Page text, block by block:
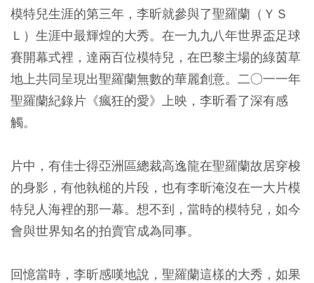
模特兒生涯的第三年，李昕就參與了聖羅蘭（ＹＳ
Ｌ）生涯中最輝煌的大秀。在一九九八年世界盃足球
賽開幕式裡，達兩百位模特兒，在巴黎主場的綠茵草
地上共同呈現出聖羅蘭無數的華麗創意。二○一一年
聖羅蘭紀錄片《瘋狂的愛》上映，李昕看了深有感
觸。
片中，有佳士得亞洲區總裁高逸龍在聖羅蘭故居穿梭
的身影，有他執槌的片段，也有李昕淹沒在一大片模
特兒人海裡的那一幕。想不到，當時的模特兒，如今
會與世界知名的拍賣官成為同事。
回憶當時，李昕感嘆地說，聖羅蘭這樣的大秀，如果